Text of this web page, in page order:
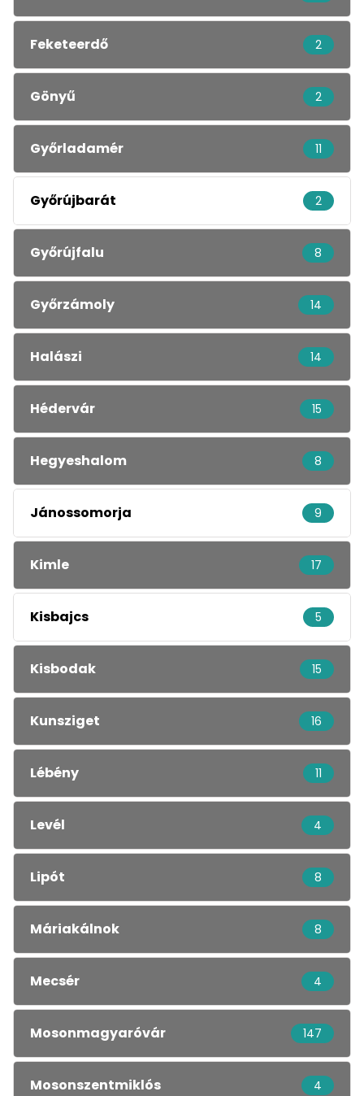
Feketeerdő 2
Gönyű 2
Győrladamér 11
Győrújbarát 2
Győrújfalu 8
Győrzámoly 14
Halászi 14
Hédervár 15
Hegyeshalom 8
Jánossomorja 9
Kimle 17
Kisbajcs 5
Kisbodak 15
Kunsziget 16
Lébény 11
Levél 4
Lipót 8
Máriakálnok 8
Mecsér 4
Mosonmagyaróvár 147
Mosonszentmiklós 4